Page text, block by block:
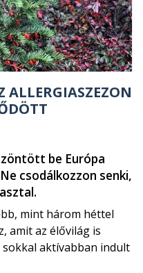
ALLERGIASZEZON
be Európa
csodálkozzon senki,
mint három héttel
amit az élővilág is
aktívabban indult